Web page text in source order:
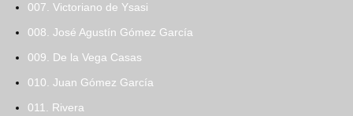
007. Victoriano de Ysasi
008. José Agustín Gómez García
009. De la Vega Casas
010. Juan Gómez García
011. Rivera